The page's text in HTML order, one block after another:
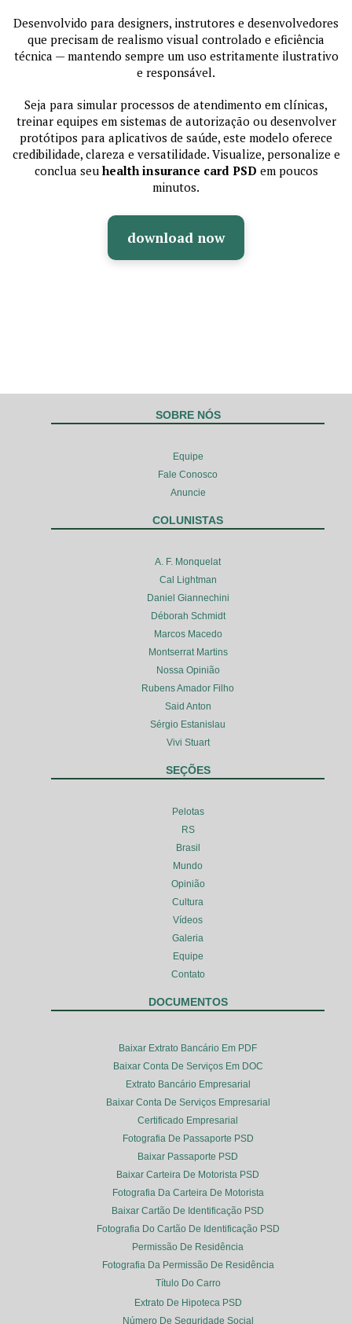
Desenvolvido para designers, instrutores e desenvolvedores
que precisam de realismo visual controlado e eficiência
técnica — mantendo sempre um uso estritamente ilustrativo
e responsável.
Seja para simular processos de atendimento em clínicas,
treinar equipes em sistemas de autorização ou desenvolver
protótipos para aplicativos de saúde, este modelo oferece
credibilidade, clareza e versatilidade. Visualize, personalize e
conclua seu health insurance card PSD em poucos
minutos.
download now
SOBRE NÓS
Equipe
Fale Conosco
Anuncie
COLUNISTAS
A. F. Monquelat
Cal Lightman
Daniel Giannechini
Déborah Schmidt
Marcos Macedo
Montserrat Martins
Nossa Opinião
Rubens Amador Filho
Said Anton
Sérgio Estanislau
Vivi Stuart
SEÇÕES
Pelotas
RS
Brasil
Mundo
Opinião
Cultura
Vídeos
Galeria
Equipe
Contato
DOCUMENTOS
Baixar Extrato Bancário Em PDF
Baixar Conta De Serviços Em DOC
Extrato Bancário Empresarial
Baixar Conta De Serviços Empresarial
Certificado Empresarial
Fotografia De Passaporte PSD
Baixar Passaporte PSD
Baixar Carteira De Motorista PSD
Fotografia Da Carteira De Motorista
Baixar Cartão De Identificação PSD
Fotografia Do Cartão De Identificação PSD
Permissão De Residência
Fotografia Da Permissão De Residência
Título Do Carro
Extrato De Hipoteca PSD
Número De Seguridade Social